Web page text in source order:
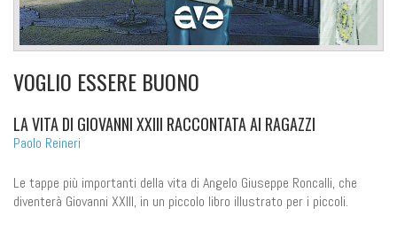
VOGLIO ESSERE BUONO
LA VITA DI GIOVANNI XXIII RACCONTATA AI RAGAZZI
Paolo Reineri
Le tappe più importanti della vita di Angelo Giuseppe Roncalli, che
diventerà Giovanni XXIII, in un piccolo libro illustrato per i piccoli.